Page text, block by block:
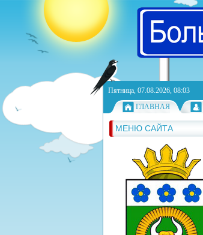
Пятница, 07.08.2026, 08:03
ГЛАВНАЯ
МЕНЮ САЙТА